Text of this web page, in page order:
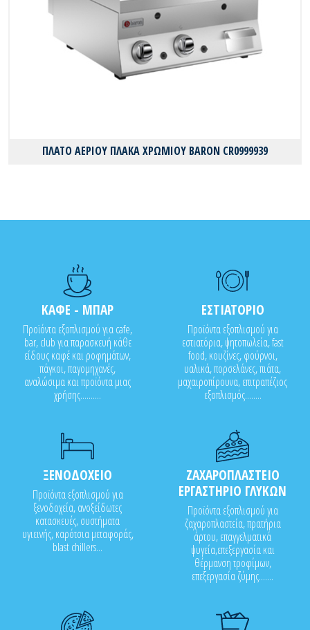
ΠΛΑΤΟ ΑΕΡΙΟΥ ΠΛΑΚΑ ΧΡΩΜΙΟΥ BARON CR0999939
ΚΑΦΕ - ΜΠΑΡ
Προϊόντα εξοπλισμού για cafe,
bar, club για παρασκευή κάθε
είδους καφέ και ροφημάτων,
πάγκοι, παγομηχανές,
αναλώσιμα και προϊόντα μιας
χρήσης..........
ΕΣΤΙΑΤΟΡΙΟ
Προϊόντα εξοπλισμού για
εστιατόρια, ψητοπωλεία, fast
food, κουζίνες, φούρνοι,
υαλικά, πορσελάνες, πιάτα,
μαχαιροπίρουνα, επιτραπέζιος
εξοπλισμός........
ΞΕΝΟΔΟΧΕΙΟ
Προϊόντα εξοπλισμού για
ξενοδοχεία, ανοξείδωτες
κατασκευές, συστήματα
υγιεινής, καρότσια μεταφοράς,
blast chillers...
ΖΑΧΑΡΟΠΛΑΣΤΕΙΟ
ΕΡΓΑΣΤΗΡΙΟ ΓΛΥΚΩΝ
Προϊόντα εξοπλισμού για
ζαχαροπλαστεία, πρατήρια
άρτου, επαγγελματικά
ψυγεία,επεξεργασία και
θέρμανση τροφίμων,
επεξεργασία ζύμης.......